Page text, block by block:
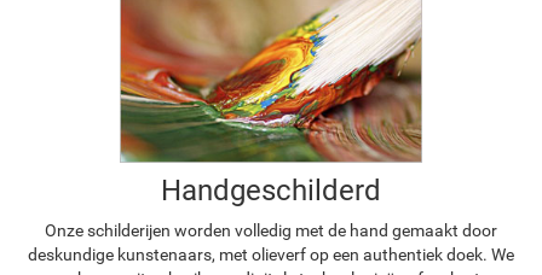
Handgeschilderd
Onze schilderijen worden volledig met de hand gemaakt door
deskundige kunstenaars, met olieverf op een authentiek doek. We